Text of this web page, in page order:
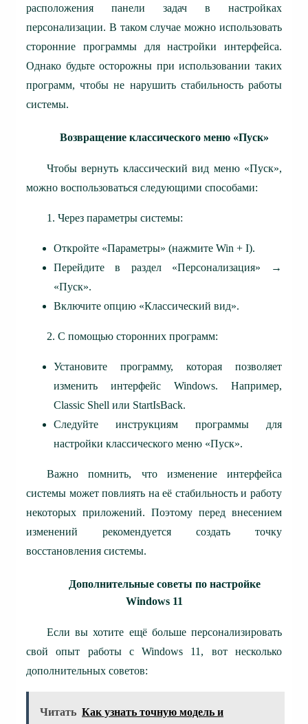
расположения панели задач в настройках
персонализации. В таком случае можно использовать
сторонние программы для настройки интерфейса.
Однако будьте осторожны при использовании таких
программ, чтобы не нарушить стабильность работы
системы.
Возвращение классического меню «Пуск»
Чтобы вернуть классический вид меню «Пуск»,
можно воспользоваться следующими способами:
1. Через параметры системы:
Откройте «Параметры» (нажмите Win + I).
Перейдите в раздел «Персонализация» →
«Пуск».
Включите опцию «Классический вид».
2. С помощью сторонних программ:
Установите программу, которая позволяет
изменить интерфейс Windows. Например,
Classic Shell или StartIsBack.
Следуйте инструкциям программы для
настройки классического меню «Пуск».
Важно помнить, что изменение интерфейса
системы может повлиять на её стабильность и работу
некоторых приложений. Поэтому перед внесением
изменений рекомендуется создать точку
восстановления системы.
Дополнительные советы по настройке
Windows 11
Если вы хотите ещё больше персонализировать
свой опыт работы с Windows 11, вот несколько
дополнительных советов:
Читать Как узнать точную модель и